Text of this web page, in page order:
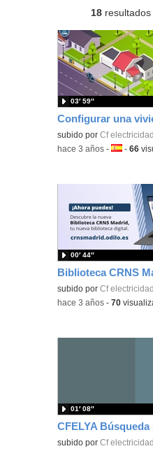
18
subido porCf
03′ 59″
-hace 3 años -Idioma:
-66
Biblioteca CRNS
subido porCf
00′ 44″
-hace 3 años -70
CFELYA
subido porCf
01′ 08″